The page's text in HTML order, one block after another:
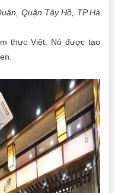
Quận Tây Hồ, TP Hà
thực Việt. Nó được tạo